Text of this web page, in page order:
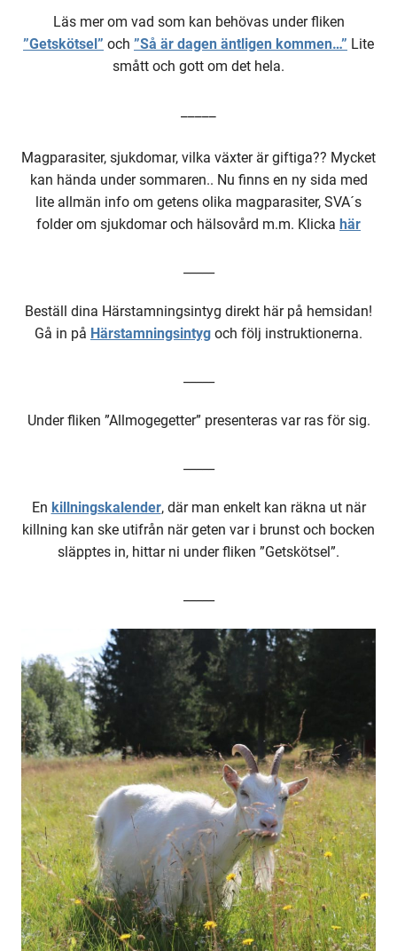
Läs mer om vad som kan behövas under fliken
”Getskötsel” och ”Så är dagen äntligen kommen…” Lite
smått och gott om det hela.
Magparasiter, sjukdomar, vilka växter är giftiga?? Mycket
kan hända under sommaren.. Nu finns en ny sida med
lite allmän info om getens olika magparasiter, SVA´s
folder om sjukdomar och hälsovård m.m. Klicka här
Beställ dina Härstamningsintyg direkt här på hemsidan!
Gå in på Härstamningsintyg och följ instruktionerna.
Under fliken ”Allmogegetter” presenteras var ras för sig.
En killningskalender, där man enkelt kan räkna ut när
killning kan ske utifrån när geten var i brunst och bocken
släpptes in, hittar ni under fliken ”Getskötsel”.